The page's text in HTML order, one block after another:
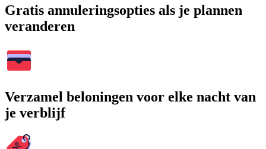
Gratis annuleringsopties als je plannen
veranderen
Verzamel beloningen voor elke nacht van
je verblijf